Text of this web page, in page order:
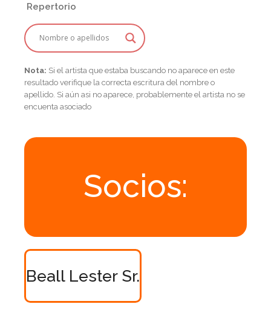
Repertorio
Nota: Si el artista que estaba buscando no aparece en este
resultado verifique la correcta escritura del nombre o
apellido. Si aún asi no aparece, probablemente el artista no se
encuenta asociado
Socios:
Beall Lester Sr.